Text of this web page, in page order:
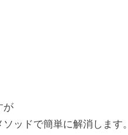
が
ッドで簡単に解消します。